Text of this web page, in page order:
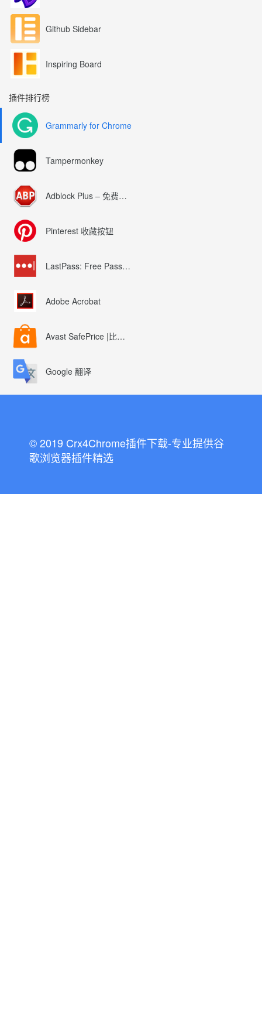
Github Sidebar
Inspiring Board
插件排行榜
Grammarly for Chrome
Tampermonkey
Adblock Plus – 免费的广告拦截器
Pinterest 收藏按钮
LastPass: Free Password Manager
Adobe Acrobat
Avast SafePrice |比较、交易、优惠券
Google 翻译
© 2019 Crx4Chrome插件下载-专业提供谷
歌浏览器插件精选